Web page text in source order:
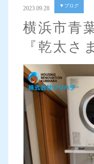
2023.09.28 ▼ブログ
横浜市青
『乾太さ